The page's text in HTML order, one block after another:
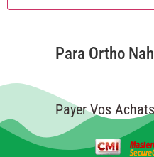
Para Ortho
Payer Vos